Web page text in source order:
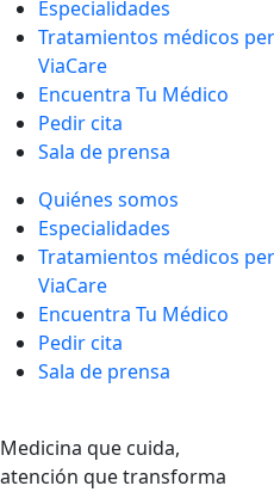
Especialidades
Tratamientos médicos
ViaCare
Encuentra Tu Médico
Pedir cita
Sala de prensa
Quiénes somos
Especialidades
Tratamientos médicos
ViaCare
Encuentra Tu Médico
Pedir cita
Sala de prensa
Medicina que cuida,
atención que transforma